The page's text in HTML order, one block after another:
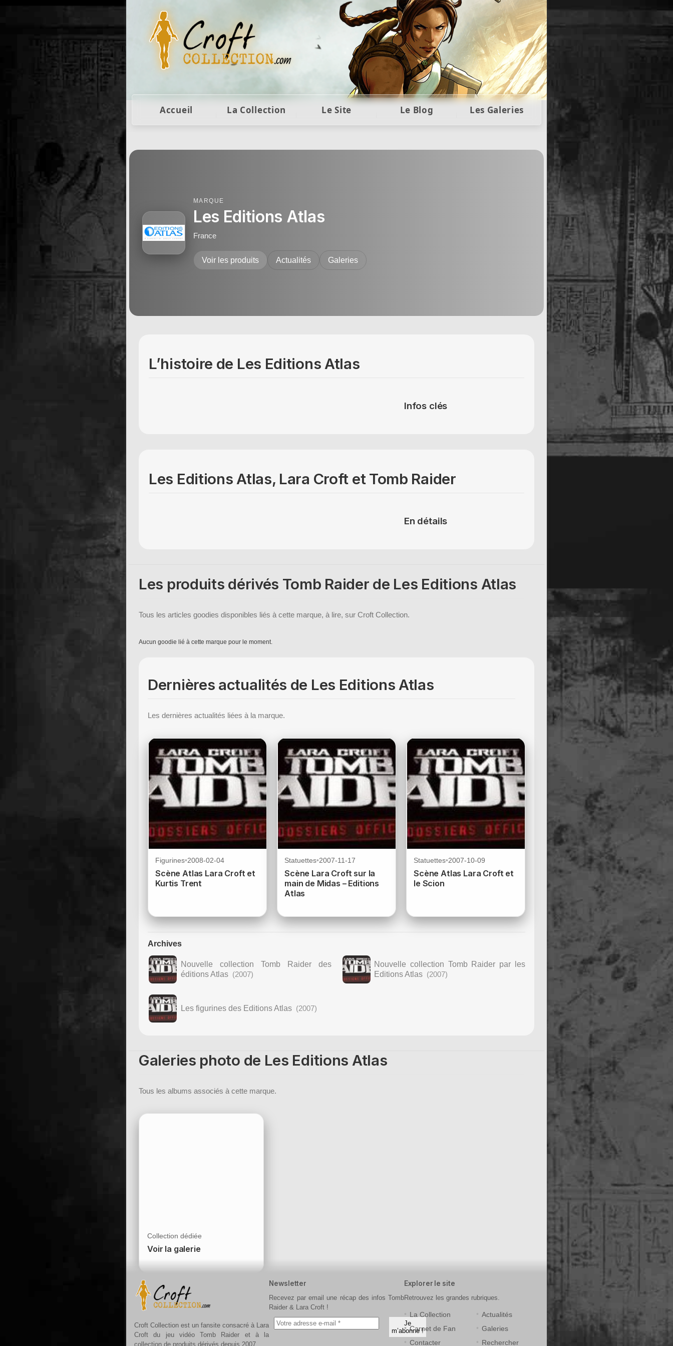
Figurines Lara Croft et collection Tomb Raider : statues, objets et collectors
Accueil La Collection Le Site Le Blog Les Galeries
MARQUE
Les Editions Atlas
France
Voir les produits Actualités Galeries
L’histoire de Les Editions Atlas
Infos clés
Les Editions Atlas, Lara Croft et Tomb Raider
En détails
Les produits dérivés Tomb Raider de Les Editions Atlas
Tous les articles goodies disponibles liés à cette marque, à lire, sur Croft Collection.
Aucun goodie lié à cette marque pour le moment.
Dernières actualités de Les Editions Atlas
Les dernières actualités liées à la marque.
Figurines•2008-02-04
Scène Atlas Lara Croft et
Kurtis Trent
Statuettes•2007-11-17
Scène Lara Croft sur la
main de Midas – Editions
Atlas
Statuettes•2007-10-09
Scène Atlas Lara Croft et
le Scion
Archives
Nouvelle collection Tomb Raider des
éditions Atlas (2007)
Nouvelle collection Tomb Raider par les
Editions Atlas (2007)
Les figurines des Editions Atlas (2007)
Galeries photo de Les Editions Atlas
Tous les albums associés à cette marque.
Collection dédiée
Voir la galerie
Croft Collection est un fansite consacré à Lara
Croft du jeu vidéo Tomb Raider et à la
collection de produits dérivés depuis 2007.
Newsletter
Recevez par email une récap des infos Tomb
Raider & Lara Croft !
Explorer le site
Retrouvez les grandes rubriques.
La Collection
Actualités
Carnet de Fan
Galeries
Contacter
Rechercher